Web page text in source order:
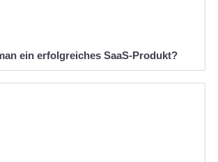
ein erfolgreiches SaaS-Produkt?